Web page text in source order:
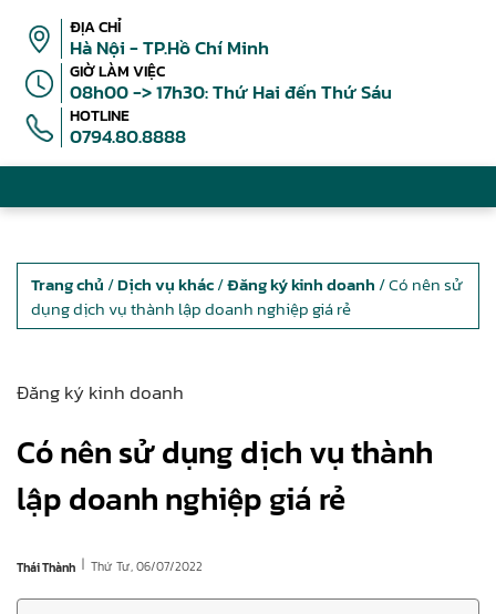
ĐỊA CHỈ
Hà Nội - TP.Hồ Chí Minh
GIỜ LÀM VIỆC
08h00 -> 17h30: Thứ Hai đến Thứ Sáu
HOTLINE
0794.80.8888
Trang chủ /Dịch vụ khác/Đăng ký kinh doanh / Có nên sử
dụng dịch vụ thành lập doanh nghiệp giá rẻ
Đăng ký kinh doanh
Có nên sử dụng dịch vụ thành
lập doanh nghiệp giá rẻ
Thái Thành | Thứ Tư, 06/07/2022